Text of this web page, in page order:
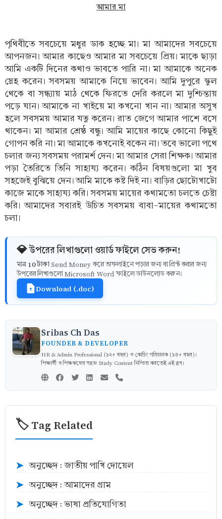
আমার মা
পৃথিবীতে সবচেয়ে মধুর ডাক হচ্ছে মা। মা আমাদের সবচেয়ে
আপনজন। আমার কাছেও আমার মা সবচেয়ে প্রিয়। মাকে ছাড়া
আমি একটি দিনের কথাও ভাবতে পারি না। মা আমাকে অনেক
স্নেহ করেন। সবসময় আমাকে নিয়ে ভাবেন। আমি দুপুরে স্কুল
থেকে বা সন্ধ্যায় মাঠ থেকে ফিরতে দেরি করলে মা দুশ্চিন্তায়
পড়ে যান। আমাকে না খাইয়ে মা কখনো খান না। আমার অসুখ
হলে সবসময় আমার যত্ন করেন। রাত জেগে আমার পাশে বসে
থাকেন। মা আমার শ্রেষ্ঠ বন্ধু। আমি মায়ের কাছে কোনো কিছুই
গোপন করি না। মা আমাকে কখনোই বকেন না। তবে ভালো পথে
চলার জন্য সবসময় পরামর্শ দেন। মা আমার সেরা শিক্ষক। আমার
পড়া তৈরিতে তিনি সাহায্য করেন। কঠিন বিষয়গুলো মা খুব
সহজেই বুঝিয়ে দেন। আমি মাকে কষ্ট দিই না। বাড়ির ছোটোখাটো
কাজে মাকে সাহায্য করি। সবসময় মায়ের কথামতো চলতে চেষ্টা
করি। আমাদের সবারই উচিত সবসময় বাবা-মায়ের কথামতো
চলা।
💎 উপরের লিখাগুলো ওয়ার্ড ফাইলে সেভ করুন!
মাত্র 10 টাকাSend Money করে অফলাইনে পড়ার জন্য বা প্রিন্ট করার জন্য
উপরের লিখাগুলো Microsoft Word ফাইলে ডাউনলোড করুন।
Download (.doc)
Sribas Ch Das
FOUNDER & DEVELOPER
HR & Admin Professional (১২+ বছর) ও কোচিং পরিচালক (১৪+ বছর)।
শিক্ষার্থী ও শিক্ষকদের সহজ Study Content নিশ্চিত করতেই এই ব্লগ।
🏷️ Tag Related
➤ অনুচ্ছেদ : জাতীয় পাখি দোয়েল
➤ অনুচ্ছেদ : আমাদের গ্রাম
➤ অনুচ্ছেদ : ভাষা প্রতিযোগিতা